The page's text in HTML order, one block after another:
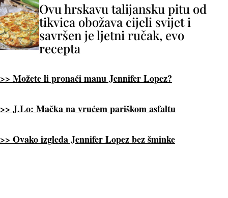
Ovu hrskavu talijansku pitu od
tikvica obožava cijeli svijet i
savršen je ljetni ručak, evo
recepta
>> Možete li pronaći manu Jennifer Lopez?
>> J.Lo: Mačka na vrućem pariškom asfaltu
>> Ovako izgleda Jennifer Lopez bez šminke